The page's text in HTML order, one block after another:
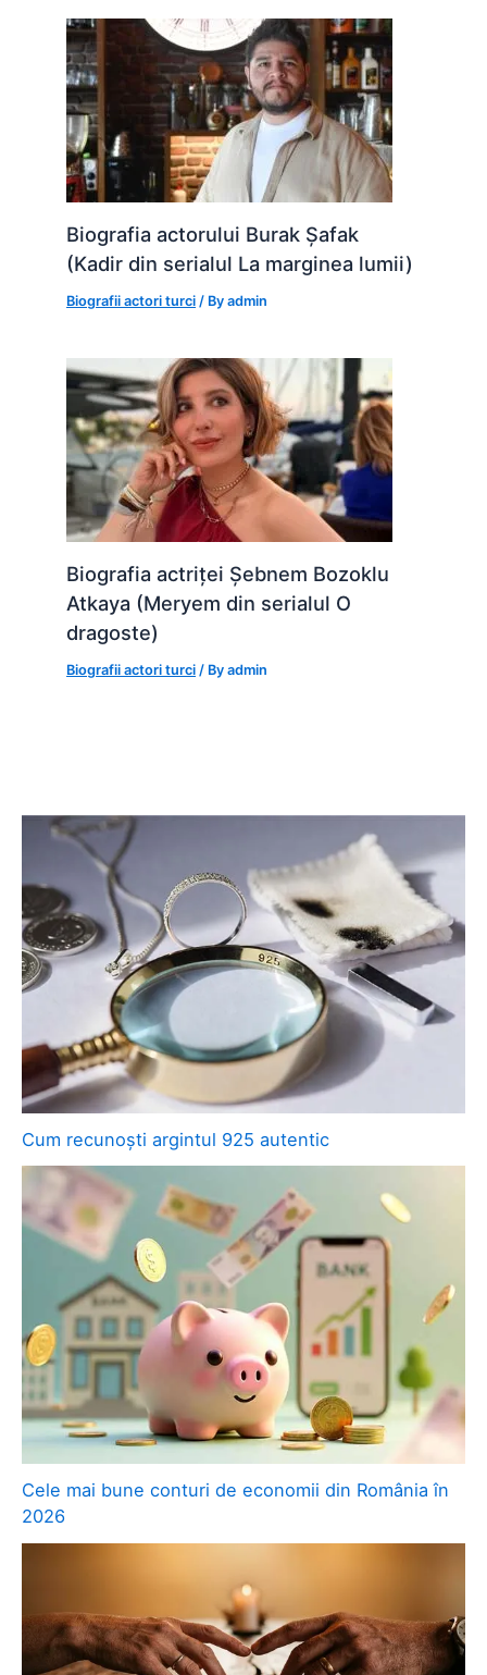
Biografia actorului Burak Șafak
(Kadir din serialul La marginea lumii)
Biografii actori turci / Byadmin
Biografia actriței Șebnem Bozoklu
Atkaya (Meryem din serialul O
dragoste)
Biografii actori turci / Byadmin
Cum recunoști argintul 925 autentic
Cele mai bune conturi de economii din România în
2026